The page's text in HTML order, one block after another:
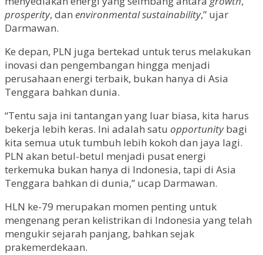
prosperity, dan environmental sustainability,” ujar
Darmawan.
Ke depan, PLN juga bertekad untuk terus melakukan
inovasi dan pengembangan hingga menjadi
perusahaan energi terbaik, bukan hanya di Asia
Tenggara bahkan dunia.
“Tentu saja ini tantangan yang luar biasa, kita harus
bekerja lebih keras. Ini adalah satu opportunitybagi
kita semua utuk tumbuh lebih kokoh dan jaya lagi.
PLN akan betul-betul menjadi pusat energi
terkemuka bukan hanya di Indonesia, tapi di Asia
Tenggara bahkan di dunia,” ucap Darmawan.
HLN ke-79 merupakan momen penting untuk
mengenang peran kelistrikan di Indonesia yang telah
mengukir sejarah panjang, bahkan sejak
prakemerdekaan.